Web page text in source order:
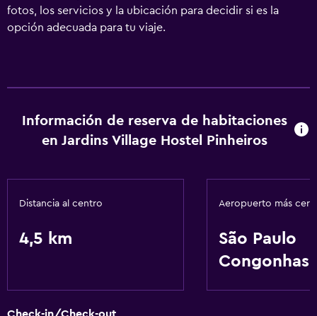
fotos, los servicios y la ubicación para decidir si es la
opción adecuada para tu viaje.
Información de reserva de habitaciones
en Jardins Village Hostel Pinheiros
Distancia al centro
4,5 km
Aeropuerto más
São Paulo
Congonhas